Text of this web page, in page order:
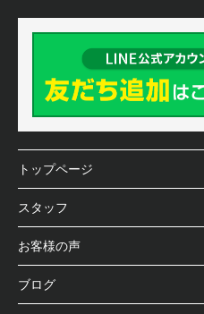
トップページ
スタッフ
お客様の声
ブログ